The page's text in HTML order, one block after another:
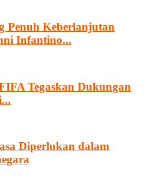
Penuh Keberlanjutan
Infantino...
Tegaskan Dukungan
Diperlukan dalam